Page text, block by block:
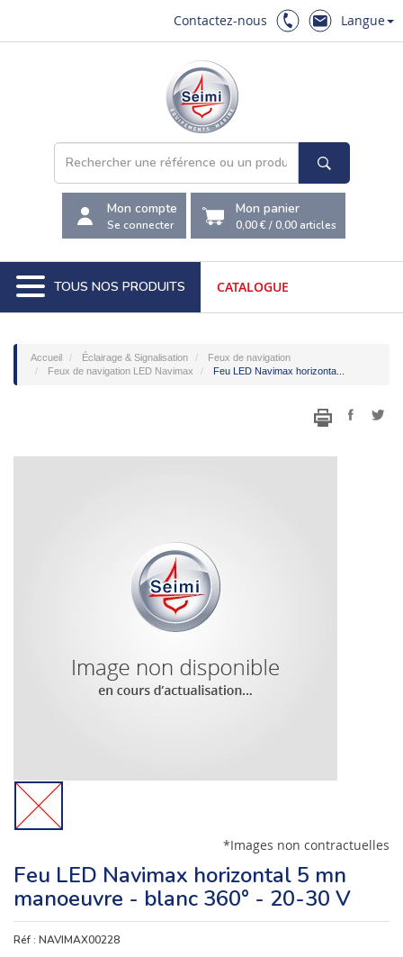
Contactez-nous Langue
Mon compte
Se connecter
Mon panier
0,00 €/0,00 articles
TOUS NOS PRODUITS CATALOGUE
Accueil Éclairage & Signalisation
Feux de navigation
Feux de navigation LED Navimax
Feu LED Navimax horizonta...
*Images non contractuelles
Feu LED Navimax horizontal 5 mn
manoeuvre - blanc 360° - 20-30 V
Réf : NAVIMAX00228